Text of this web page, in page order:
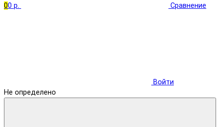
00 р. Сравнение
Войти
Не определено